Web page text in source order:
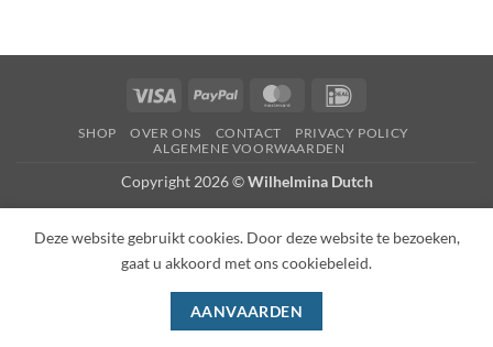
Visa PayPal MasterCard
SHOP OVER ONS CONTACT
PRIVACY POLICY
ALGEMENE VOORWAARDEN
Copyright 2026 ©Wilhelmina Dutch
Deze website gebruikt cookies. Door deze website te bezoeken,
gaat u akkoord met ons cookiebeleid.
AANVAARDEN